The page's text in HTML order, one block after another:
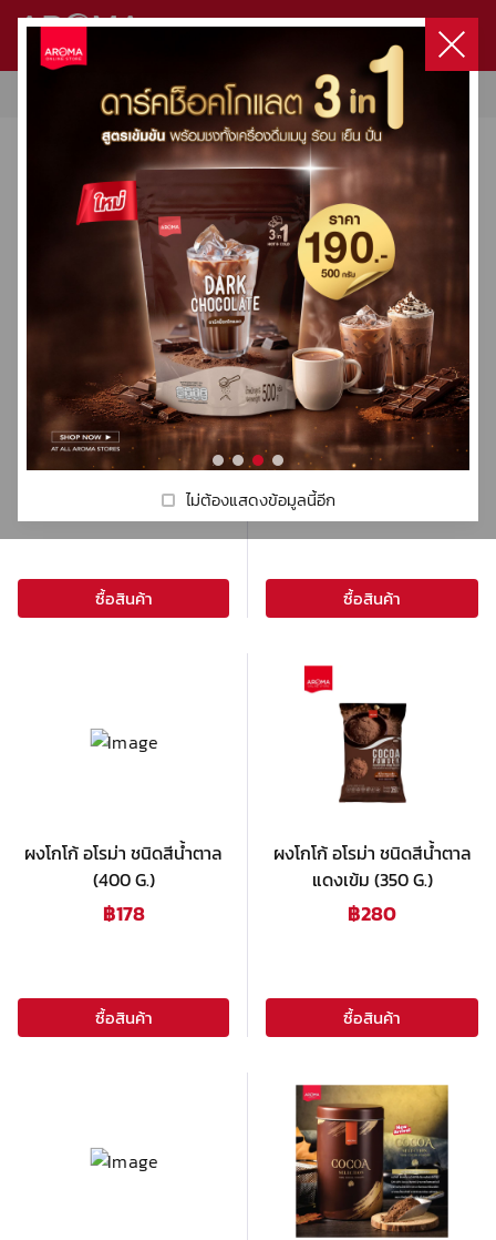
ไม่ต้องแสดงข้อมูลนี้อีก
ไม่มีสินค้าในตะกร้า
เลือกซื้อสินค้า
เข้าสู่ระบบ
ลงทะเบียน
สินค้า
หน้าแรก
โปรโมชั่น
การสั่งซื้อและจัดส่ง
สูตรเครื่องดื่มขายดี
คอร์สกาแฟ
รีวิวร้านกาแฟ
โปรโมชั่นทั้งหมด
Machines Promotion
Victoria Arduino
เกี่ยวกับเรา
ติดต่อเรา
สินค้าทั้งหมด
เครื่องชงกาแฟ / เครื่องบดกาแฟ
เครื่องชงกาแฟ / เครื่องบดกาแฟทั้งหมด
Fully-Automatic
Semi-Automatic
Victoria Arduino
Wega
Crem / Expobar
Xlvi
Coffee Grinders
Victoria Arduino
Mahlkonig
Mazzer
Automatic Tamper
Product Setทั้งหมด
Capsuleทั้งหมด
Capsule Coffee Machine
Capsule Coffee Machineทั้งหมด
เมล็ดกาแฟคั่ว
เมล็ดกาแฟคั่วทั้งหมด
Aroma Original Blend
Aroma Premium Blend
Organic Coffee
Special Blend
Lio
ผลิตภัณฑ์กลุ่มนม
ผลิตภัณฑ์กลุ่มนมทั้งหมด
DaVinciทั้งหมด
Classic Syrup
True To Fruit Syrup
Luxury Dessert Syrup
Floral Syrup
Premium Sauce
Real Fruit Mixes
Beverage Mix
Beverage Base
HARIOทั้งหมด
Server
Kettle
Syphon
Set Drip
Tea maker
Milklab
Milklabทั้งหมด
ทั้งหมด
Tea Leaf
ทั้งหมด
3 in 1 Express Cup
น้ำผลไม้ผสมเนื้อผลไม้ & ไซรัป
น้ำผลไม้ผสมเนื้อผลไม้ & ไซรัปทั้งหมด
Fruit Concentrate
Fruit Based Preparation
Fruitti Smoothie
Fruitti Juice
ผงสำเร็จรูปทั้งหมด
ผลิตภัณฑ์กลุ่มกาแฟ
ผลิตภัณฑ์กลุ่มกาแฟ ทั้งหมด
3 in 1 Express Cup
ท๊อปปิ้งทั้งหมด
อุปกรณ์อื่นๆทั้งหมด
อะไหล่เครื่องชง
Double Wall
โกโก้
สินค้าโกโก้แนะนำ
โกโก้สำเร็จสูตร 2 250 G.
ซื้อสินค้า
ผงโกโก้ อโรม่า ชนิดสีน้ำตาล
เข้ม 350 G. (ผงโกโก้เข้มข้น)
ซื้อสินค้า
ผงโกโก้ อโรม่า ชนิดสีน้ำตาล
(400 G.)
฿178
ซื้อสินค้า
ผงโกโก้ อโรม่า ชนิดสีน้ำตาล
แดงเข้ม (350 G.)
฿280
ซื้อสินค้า